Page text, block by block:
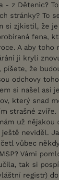
- z Dětenic?
stránky? To
si zjkistil, že
fena,
A aby toho
ji kryli
píšete, že
odchovy
si našel asi
který snad
strašné zvíře.
už nějakou
neviděl.
vůbec
Vámi
tak si
registr)